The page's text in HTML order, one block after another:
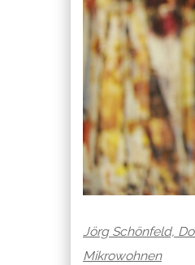
Jörg Schönfeld,
Mikrowohnen